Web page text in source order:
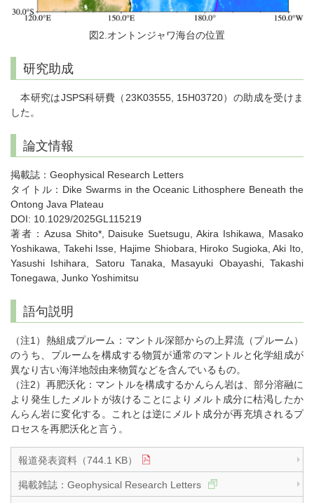
図2.オントンジャワ海台の位置
研究助成
本研究はJSPS科研費（23K03555, 15H03720）の助成を受けま
した。
論文情報
掲載誌：Geophysical Research Letters
タイトル：Dike Swarms in the Oceanic Lithosphere Beneath the
Ontong Java Plateau
DOI: 10.1029/2025GL115219
著者：Azusa Shito*, Daisuke Suetsugu, Akira Ishikawa, Masako
Yoshikawa, Takehi Isse, Hajime Shiobara, Hiroko Sugioka, Aki Ito,
Yasushi Ishihara, Satoru Tanaka, Masayuki Obayashi, Takashi
Tonegawa, Junko Yoshimitsu
語句説明
（注1）熱組成プルーム：マントル深部からの上昇流（プルーム）
のうち、プルームを構成する物質が通常のマントルと化学組成が
異なり古い海洋地殻由来物質などを含んでいるもの。
（注2）再肥沃化：マントルを構成するかんらん岩は、部分溶融に
より発生したメルトが抜けることによりメルト成分に枯渇したか
んらん岩に変化する。これとは逆にメルト成分が再充填されるプ
ロセスを再肥沃化と言う。
報道発表資料（744.1 KB）
掲載雑誌：Geophysical Research Letters